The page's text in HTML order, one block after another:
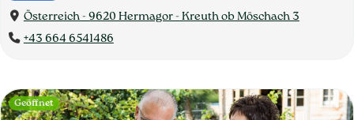
Österreich - 9620 Hermagor - Kreuth ob Möschach 3
+43 664 6541486
Geöffnet